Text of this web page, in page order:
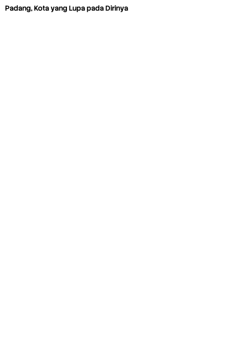
Padang, Kota yang Lupa pada Dirinya